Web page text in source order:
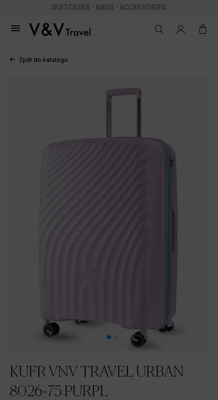
SUITCASES · BAGS · ACCESSORIES

Zpět do katalogu
KUFR VNV TRAVEL URBAN
8026-75 PURPL